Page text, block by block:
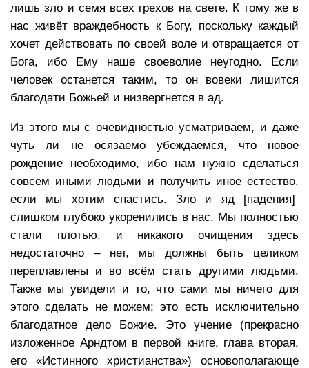
лишь зло и семя всех грехов на свете. К тому же в
нас живёт враждебность к Богу, поскольку каждый
хочет действовать по своей воле и отвращается от
Бога, ибо Ему наше своеволие неугодно. Если
человек останется таким, то он вовеки лишится
благодати Божьей и низвергнется в ад.
Из этого мы с очевидностью усматриваем, и даже
чуть ли не осязаемо убеждаемся, что новое
рождение необходимо, ибо нам нужно сделаться
совсем иными людьми и получить иное естество,
если мы хотим спастись. Зло и яд [падения]
слишком глубоко укоренились в нас. Мы полностью
стали плотью, и никакого очищения здесь
недостаточно – нет, мы должны быть целиком
переплавлены и во всём стать другими людьми.
Также мы увидели и то, что сами мы ничего для
этого сделать не можем; это есть исключительно
благодатное дело Божие. Это учение (прекрасно
изложенное Арндтом в первой книге, глава вторая,
его «Истинного христианства») основополагающе